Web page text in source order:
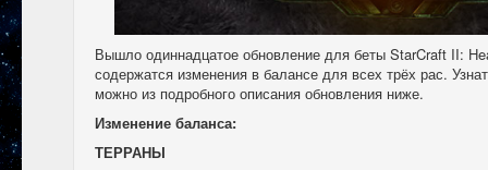
Вышло одиннадцатое обновление для беты StarCraft II:
содержатся изменения в балансе для всех трёх рас.
можно из подробного описания обновления ниже.
Изменение баланса:
ТЕРРАНЫ